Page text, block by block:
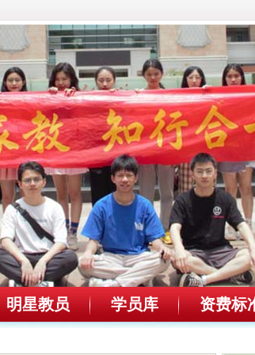
明星教员 学员库 资费标